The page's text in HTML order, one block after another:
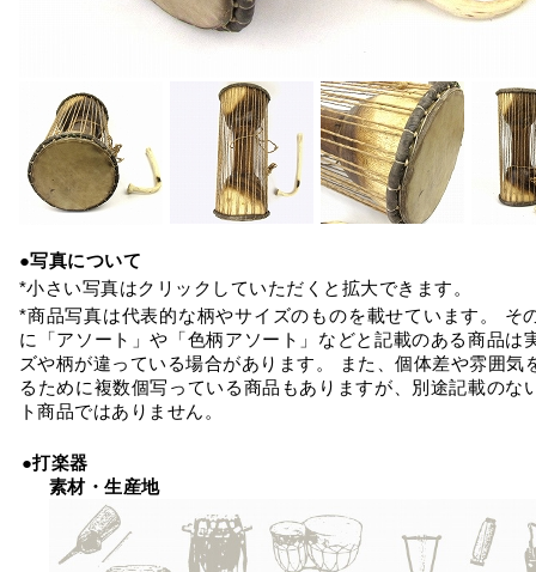
●写真について
*小さい写真はクリックしていただくと拡大できます。
*商品写真は代表的な柄やサイズのものを載せています。 そ
に「アソート」や「色柄アソート」などと記載のある商品は
ズや柄が違っている場合があります。 また、個体差や雰囲気
るために複数個写っている商品もありますが、別途記載のな
ト商品ではありません。
●打楽器
素材・生産地